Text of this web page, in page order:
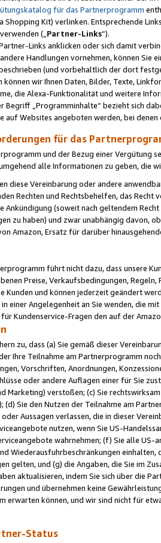
für das Partnerprogramm
Shopping Kit) verlinken. Entsprechende
(„ Partner-Links“).
Links anklicken oder sich damit
Handlungen vornehmen, können Sie
(und vorbehaltlich der dort
können wir Ihnen Daten, Bilder, Texte,
die Alexa-Funktionalität und weitere
Begriff „Programminhalte“ bezieht sich
auf Websites angeboten werden, bei
für das
und der Bezug einer Vergütung
alle Informationen zu geben, die
diese Vereinbarung oder andere
Rechten und Rechtsbehelfen, das
Ankündigung (soweit nach geltendem
zu haben) und zwar unabhängig davon,
Amazon, Ersatz für darüber
führt nicht dazu, dass unsere
Preise, Verkaufsbedingungen,
Kunden und können jederzeit geändert
in einer Angelegenheit an Sie wenden, die
Kundenservice-Fragen den auf der
zu, dass (a) Sie gemäß dieser
Ihre Teilnahme am Partnerprogramm
Vorschriften, Anordnungen,
oder andere Auflagen einer für Sie
Marketing) verstoßen; (c) Sie
(d) Sie den Nutzen der Teilnahme am
oder Aussagen verlassen, die in dieser
nutzen, wenn Sie US-
wahrnehmen; (f) Sie alle
Wiederausfuhrbeschränkungen
gelten, und (g) die Angaben, die Sie im
aktualisieren, indem Sie sich über die
und übernehmen keine
erwarten können, und wir sind nicht für
Status